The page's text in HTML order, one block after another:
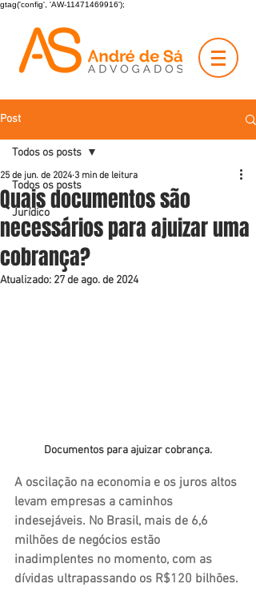
gtag('config', 'AW-11471469916');
Post
Todos os posts
Jurídico
Todos os posts
Quais documentos são
necessários para ajuizar uma
cobrança?
25 de jun. de 2024 3 min de leitura
Atualizado: 27 de ago. de 2024
Documentos para ajuizar cobrança.
A oscilação na economia e os juros altos
levam empresas a caminhos
indesejáveis. No Brasil, mais de 6,6
milhões de negócios estão
inadimplentes no momento, com as
dívidas ultrapassando os R$120 bilhões.